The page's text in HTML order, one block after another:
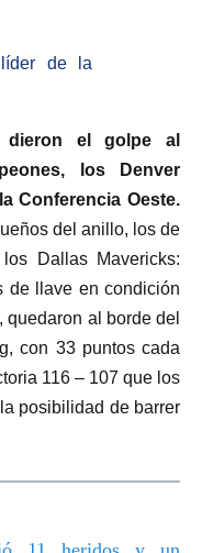
de la
dieron el golpe al
los Denver
Conferencia Oeste.
del anillo, los de
Dallas Mavericks:
de llave en condición
quedaron al borde del
con 33 puntos cada
116 – 107 que los
posibilidad de barrer